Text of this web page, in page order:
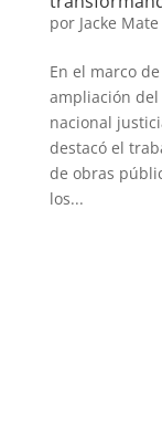
por Jacke Mate
En el marco
ampliación
nacional
destacó el
de obras
los...